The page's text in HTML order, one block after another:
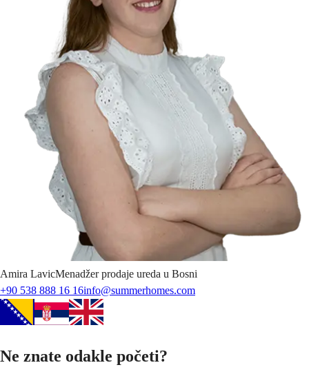
Amira LavicMenadžer prodaje ureda u Bosni
+90 538 888 16 16info@summerhomes.com
Ne znate odakle početi?